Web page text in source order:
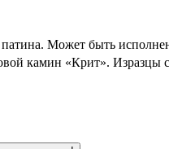
патина. Может быть
камин «Крит».